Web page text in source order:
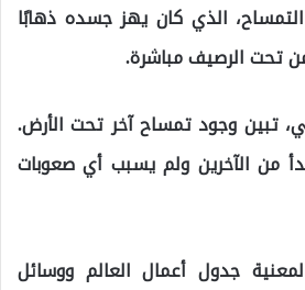
الذي كان يهز جسده ذهابًا
تحت الرصيف مباشرة.
تبين وجود تمساح آخر تحت الأرض.
من الآخرين ولم يسبب أي صعوبات
جدول أعمال العالم ووسائل